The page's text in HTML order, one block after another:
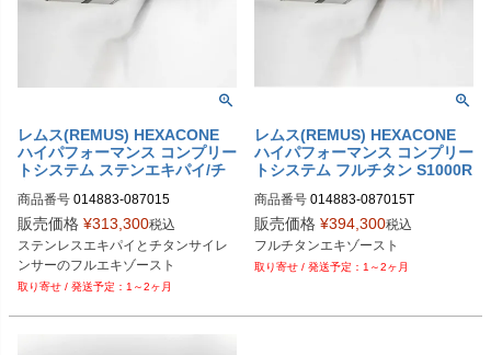
レムス(REMUS) HEXACONE
ハイパフォーマンス コンプリー
トシステム ステンエキパイ/チ
014883 087015
商品番号 014883-087015
M型番：014883 087015
EU型番：rem_014883_087015
販売価格 ¥313,300税込
ステンレスエキパイとチタンサイレ
ンサーのフルエキゾースト
1～2ヶ月
レムス(REMUS) HEXACONE
ハイパフォーマンス コンプリー
トシステム フルチタン S1000R
商品番号 014883-087015T
M型番：014883 087015T
販売価格 ¥394,300税込
フルチタンエキゾースト
1～2ヶ月